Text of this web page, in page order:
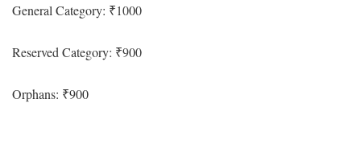
General Category: ₹1000
Reserved Category: ₹900
Orphans: ₹900